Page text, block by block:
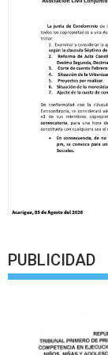
PUBLICIDAD